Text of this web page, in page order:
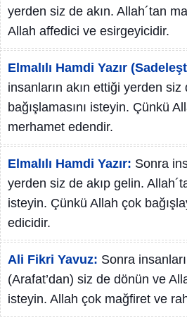
yerden siz de akın. Allah´tan
Allah affedici ve esirgeyicidir.
Elmalılı Hamdi Yazır
insanların akın ettiği yerden siz
bağışlamasını isteyin. Çünkü
merhamet edendir.
Elmalılı Hamdi Yazır: Sonra
yerden siz de akıp gelin.
isteyin. Çünkü Allah çok
edicidir.
Ali Fikri Yavuz: Sonra
(Arafat’dan) siz de dönün ve
isteyin. Allah çok mağfiret ve